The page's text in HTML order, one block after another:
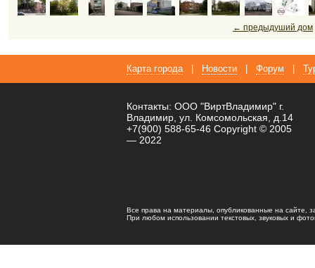
← предыдуший дом
Карта города Новости Форум
Контакты: ООО "ВиртВладимир" г.
Владимир, ул. Комсомольская, д.14
+7(900) 588-65-46 Copyright © 2005
— 2022
Все права на материалы, опубликованные на сайте,
При любом использовании текстовых, звуковых и